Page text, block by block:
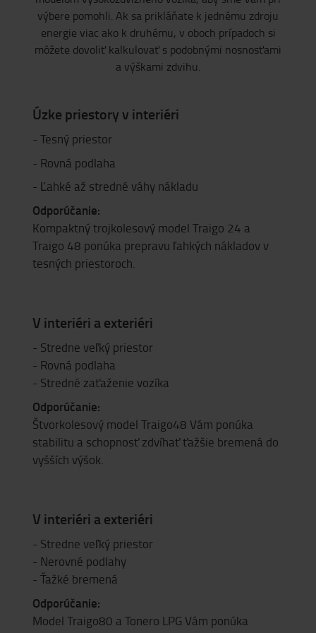
výbere pomohli. Ak sa prikláňate k jednému zdroju
energie viac ako k druhému, v oboch prípadoch si
môžete dovoliť kalkulovať s podobnými nosnosťami
a výškami zdvihu.
Úzke priestory v interiéri
- Tesný priestor
- Rovná podlaha
- Ľahké až stredné váhy nákladu
Odporúčanie:
Kompaktný trojkolesový model Traigo 24 a
Traigo 48 ponúka prepravu ľahkých nákladov v
tesných priestoroch.
V interiéri a exteriéri
- Stredne veľký priestor
- Rovná podlaha
- Stredné zaťaženie vozíka
Odporúčanie:
Štvorkolesový model Traigo48 Vám ponúka
stabilitu a schopnosť zdvíhať ťažšie bremená do
vyšších výšok.
V interiéri a exteriéri
- Stredne veľký priestor
- Nerovné podlahy
- Ťažké bremená
Odporúčanie:
Model Traigo80 a Tonero LPG Vám ponúka